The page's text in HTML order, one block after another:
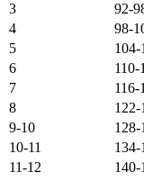
3
92-
4
98-
5
104-
6
110-
7
116-
8
122-
9-10
128-
10-11
134-
11-12
140-